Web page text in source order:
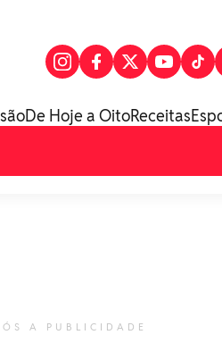
De Hoje a OitoReceitas
A PUBLICIDADE